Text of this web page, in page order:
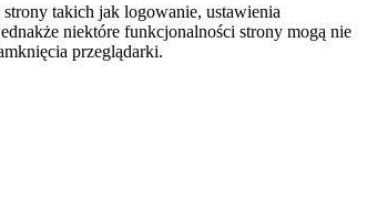
takich jak logowanie, ustawienia
niektóre funkcjonalności strony mogą nie
przeglądarki.